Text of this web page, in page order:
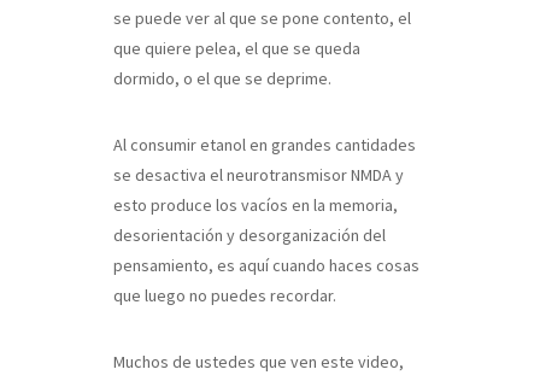
se puede ver al que se pone contento, el
que quiere pelea, el que se queda
dormido, o el que se deprime.
Al consumir etanol en grandes cantidades
se desactiva el neurotransmisor NMDA y
esto produce los vacíos en la memoria,
desorientación y desorganización del
pensamiento, es aquí cuando haces cosas
que luego no puedes recordar.
Muchos de ustedes que ven este video,